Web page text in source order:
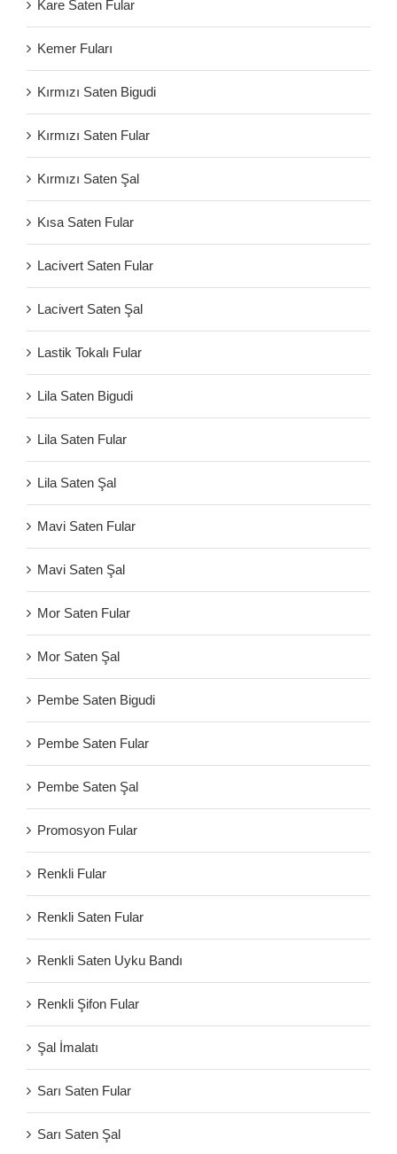
Kare Saten Fular
Kemer Fuları
Kırmızı Saten Bigudi
Kırmızı Saten Fular
Kırmızı Saten Şal
Kısa Saten Fular
Lacivert Saten Fular
Lacivert Saten Şal
Lastik Tokalı Fular
Lila Saten Bigudi
Lila Saten Fular
Lila Saten Şal
Mavi Saten Fular
Mavi Saten Şal
Mor Saten Fular
Mor Saten Şal
Pembe Saten Bigudi
Pembe Saten Fular
Pembe Saten Şal
Promosyon Fular
Renkli Fular
Renkli Saten Fular
Renkli Saten Uyku Bandı
Renkli Şifon Fular
Şal İmalatı
Sarı Saten Fular
Sarı Saten Şal